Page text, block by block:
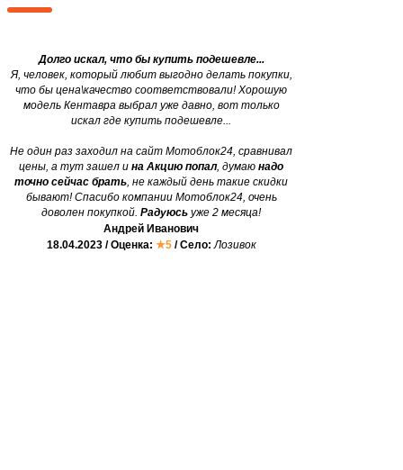
Долго искал, что бы купить подешевле...
Я, человек, который любит выгодно делать покупки,
что бы цена\качество соответствовали! Хорошую
модель Кентавра выбрал уже давно, вот только
искал где купить подешевле...
Не один раз заходил на сайт Мотоблок24, сравнивал
цены, а тут зашел и на Акцию попал, думаю надо
точно сейчас брать, не каждый день такие скидки
бывают! Спасибо компании Мотоблок24, очень
доволен покупкой. Радуюсь уже 2 месяца!
Андрей Иванович
18.04.2023 / Оценка: ★5 / Село: Лозивок